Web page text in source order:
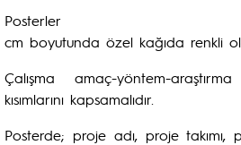
Posterler
cm boyutunda özel kağıda renkli
Çalışma amaç-yöntem-
kısımlarını kapsamalıdır.
Posterde; proje adı, proje takımı,